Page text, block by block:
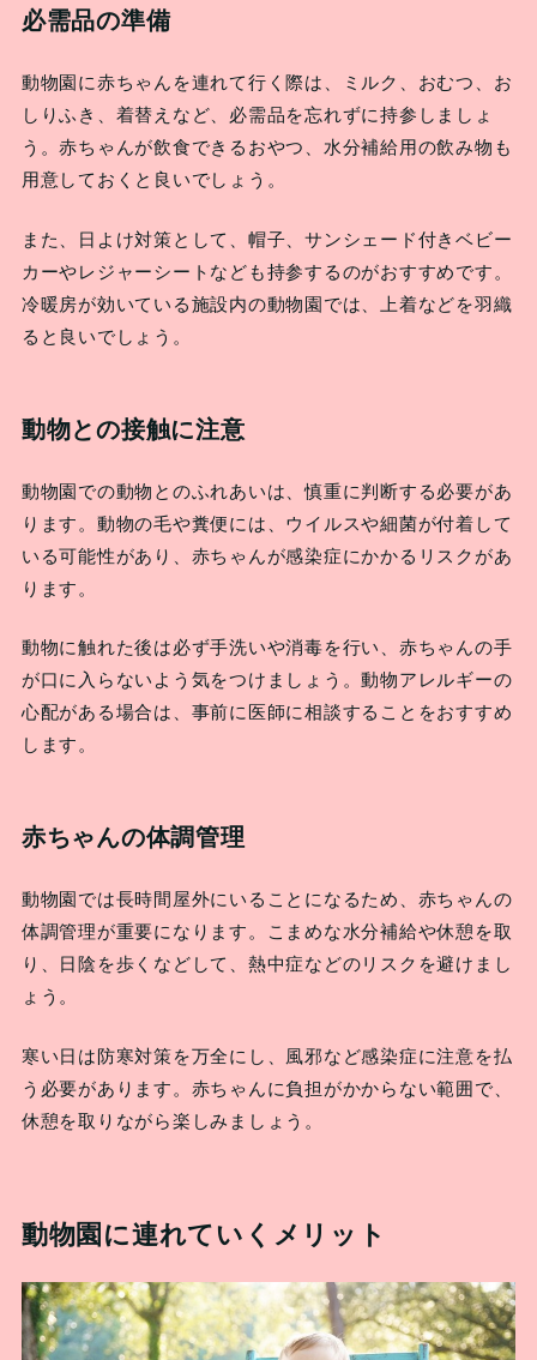
必需品の準備
動物園に赤ちゃんを連れて行く際は、ミルク、おむつ、お
しりふき、着替えなど、必需品を忘れずに持参しましょ
う。赤ちゃんが飲食できるおやつ、水分補給用の飲み物も
用意しておくと良いでしょう。
また、日よけ対策として、帽子、サンシェード付きベビー
カーやレジャーシートなども持参するのがおすすめです。
冷暖房が効いている施設内の動物園では、上着などを羽織
ると良いでしょう。
動物との接触に注意
動物園での動物とのふれあいは、慎重に判断する必要があ
ります。動物の毛や糞便には、ウイルスや細菌が付着して
いる可能性があり、赤ちゃんが感染症にかかるリスクがあ
ります。
動物に触れた後は必ず手洗いや消毒を行い、赤ちゃんの手
が口に入らないよう気をつけましょう。動物アレルギーの
心配がある場合は、事前に医師に相談することをおすすめ
します。
赤ちゃんの体調管理
動物園では長時間屋外にいることになるため、赤ちゃんの
体調管理が重要になります。こまめな水分補給や休憩を取
り、日陰を歩くなどして、熱中症などのリスクを避けまし
ょう。
寒い日は防寒対策を万全にし、風邪など感染症に注意を払
う必要があります。赤ちゃんに負担がかからない範囲で、
休憩を取りながら楽しみましょう。
動物園に連れていくメリット